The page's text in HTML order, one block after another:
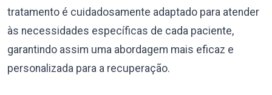
tratamento é cuidadosamente adaptado para atender
às necessidades específicas de cada paciente,
garantindo assim uma abordagem mais eficaz e
personalizada para a recuperação.